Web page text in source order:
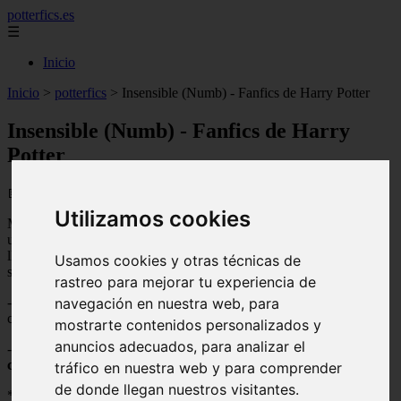
Utilizamos cookies
Usamos cookies y otras técnicas de
rastreo para mejorar tu experiencia de
navegación en nuestra web, para
mostrarte contenidos personalizados y
anuncios adecuados, para analizar el
tráfico en nuestra web y para comprender
de donde llegan nuestros visitantes.
potterfics.es
☰
Inicio
Inicio > potterfics > Insensible (Numb) - Fanfics de Harry Potter
Insensible (Numb) - Fanfics de Harry
Potter
📅 11/08/2025
Me encontraba recostada en mi cama, sonriendo. Ya solo quedaban
unos minutos y nos iriamos al concurso. Vaya sorpresa que se
llevarian. Ya tengo todo listo, hable con la profesora, mantendra el
silencio...
-Ya nos vamos- Me miro con cara de sorprendida.-¿Piensas ir al
concurso en esa facha? Esto es algo decente.
-Pues claro, madre. No te preocupes, no notaras que estoy alla.-
comienzopense.Disimule una sonrisa.
***